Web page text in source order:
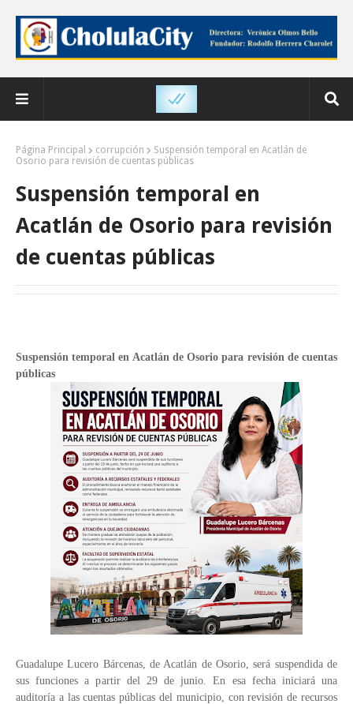
Página Principal corrupción
Suspensión temporal en Acatlán de
Osorio para revisión de cuentas públicas
Suspensión temporal en
Acatlán de Osorio para revisión
de cuentas públicas
Suspensión temporal en Acatlán de Osorio para revisión de cuentas
públicas
Guadalupe Lucero Bárcenas, de Acatlán de Osorio, será suspendida de
sus funciones a partir del 29 de junio. En esa fecha iniciará una
auditoría a las cuentas públicas del municipio, con revisión de recursos